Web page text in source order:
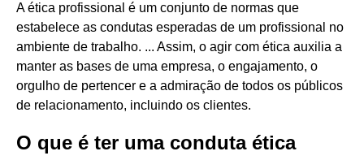
A ética profissional é um conjunto de normas que
estabelece as condutas esperadas de um profissional no
ambiente de trabalho. ... Assim, o agir com ética auxilia a
manter as bases de uma empresa, o engajamento, o
orgulho de pertencer e a admiração de todos os públicos
de relacionamento, incluindo os clientes.
O que é ter uma conduta ética